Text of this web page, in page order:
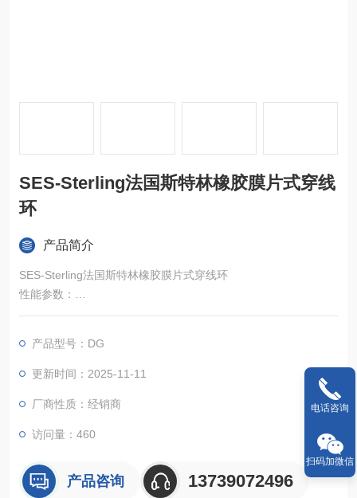
SES-Sterling法国斯特林橡胶膜片式穿线
环
产品简介
SES-Sterling法国斯特林橡胶膜片式穿线环
性能参数：
温度适应性：工作温度范围为 - 30℃至 + 90℃，能在较宽的温度
件。
机械性能：断裂拉伸强度为 7MPa，极限伸长率大于 400%，具
有较高的弹性和机械性能，能有效保护电线电缆免受机械损伤。
电气性能：介电强度大于 13kV/mm，具有良好的绝缘性能，可防
止电气击穿。
产品型号：DG
更新时间：2025-11-11
厂商性质：经销商
访问量：460
产品咨询 13739072496
电话咨询
扫码加微信